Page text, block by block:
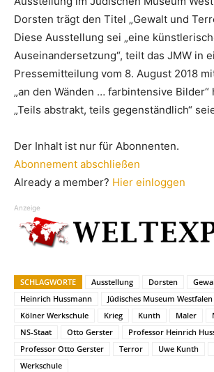
Dorsten trägt den Titel „Gewalt und
Diese Ausstellung sei „eine
Auseinandersetzung“, teilt das JMW in
Pressemitteilung vom 8. August 2018
„an den Wänden … farbintensive Bilder“
„Teils abstrakt, teils gegenständlich“
Der Inhalt ist nur für Abonnenten.
Abonnement abschließen
Already a member? Hier einloggen
Anzeige
SCHLAGWORTE Ausstellung Dorsten
Heinrich Hussmann
Jüdisches Museum Westfalen
Kölner Werkschule
Krieg Kunth Maler
NS-Staat
Otto Gerster
Professor Heinrich
Professor Otto Gerster
Terror Uwe Kunth
Werkschule